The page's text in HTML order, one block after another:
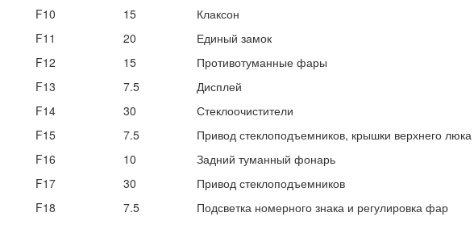
F10
15
Клаксон
F11
20
Единый замок
F12
15
Противотуманные фары
F13
7.5
Дисплей
F14
30
Стеклоочистители
F15
7.5
Привод стеклоподъемников, крышки верхнего люка
F16
10
Задний туманный фонарь
F17
30
Привод стеклоподъемников
F18
7.5
Подсветка номерного знака и регулировка фар